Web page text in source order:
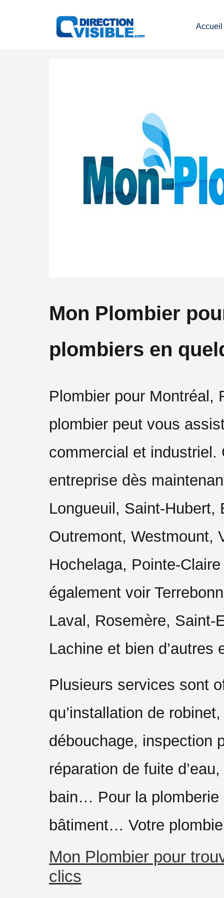
Accueil
Mon Plombier
plombiers en
Plombier pour Montréal,
plombier peut vous
commercial et
entreprise dès
Longueuil, Saint-Hubert,
Outremont, Westmount,
Hochelaga, Pointe-
également voir
Laval, Rosemère, Saint-
Lachine et bien d’autres
Plusieurs services sont
qu’installation de
débouchage, inspection
réparation de fuite
bain… Pour la plomberie
bâtiment… Votre
Mon Plombier pour
clics